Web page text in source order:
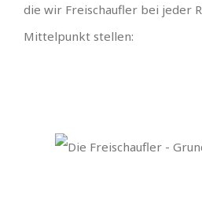
die wir Freischaufler bei jeder
Mittelpunkt stellen: